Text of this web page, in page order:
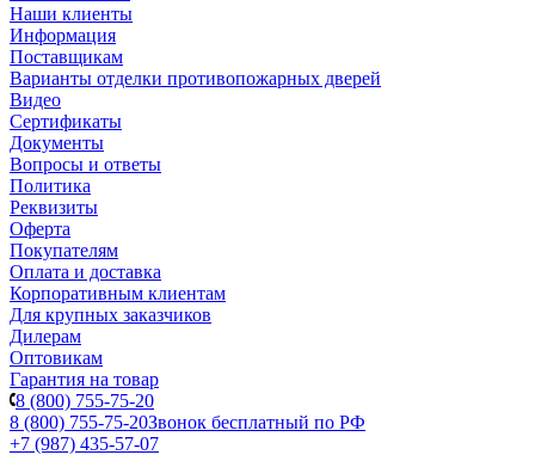
Наши клиенты
Информация
Поставщикам
Варианты отделки противопожарных дверей
Видео
Сертификаты
Документы
Вопросы и ответы
Политика
Реквизиты
Оферта
Покупателям
Оплата и доставка
Корпоративным клиентам
Для крупных заказчиков
Дилерам
Оптовикам
Гарантия на товар
8 (800) 755-75-20
8 (800) 755-75-20Звонок бесплатный по РФ
+7 (987) 435-57-07